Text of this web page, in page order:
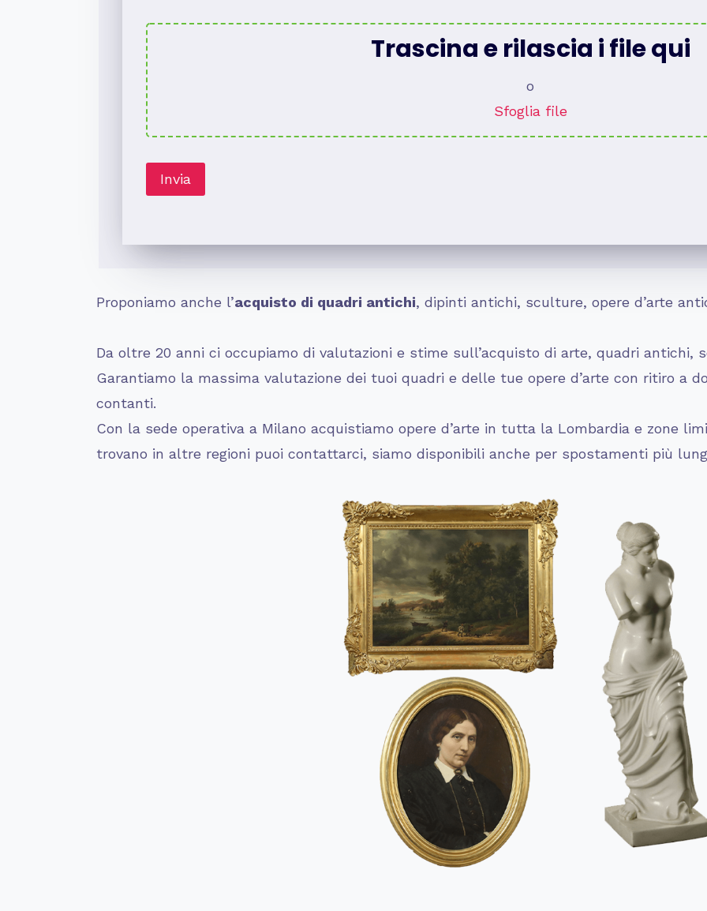
Trascina e rilascia i file qui
o
Sfoglia file
Proponiamo anche l’acquisto di quadri antichi, dipinti antichi, sculture, opere d’arte
Da oltre 20 anni ci occupiamo di valutazioni e stime sull’acquisto di arte, quadri antichi,
Garantiamo la massima valutazione dei tuoi quadri e delle tue opere d’arte con ritiro a
contanti.
Con la sede operativa a Milano acquistiamo opere d’arte in tutta la Lombardia e zone
trovano in altre regioni puoi contattarci, siamo disponibili anche per spostamenti più